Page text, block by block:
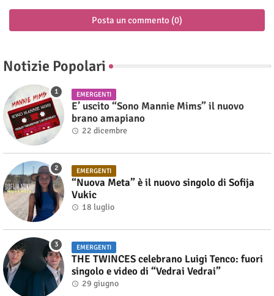
Posta un commento (0)
Notizie Popolari
EMERGENTI
E’ uscito “Sono Mannie Mims” il nuovo
brano amapiano
22 dicembre
EMERGENTI
“Nuova Meta” è il nuovo singolo di Sofija
Vukic
18 luglio
EMERGENTI
THE TWINCES celebrano Luigi Tenco: fuori
singolo e video di “Vedrai Vedrai”
29 giugno